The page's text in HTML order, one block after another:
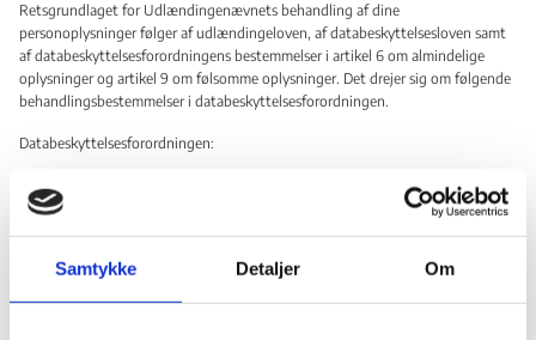
Samtykke Detaljer Om
Retsgrundlaget for Udlændingenævnets behandling af dine
personoplysninger følger af udlændingeloven, af databeskyttelsesloven samt
af databeskyttelsesforordningens bestemmelser i artikel 6 om almindelige
oplysninger og artikel 9 om følsomme oplysninger. Det drejer sig om følgende
behandlingsbestemmelser i databeskyttelsesforordningen.
Databeskyttelsesforordningen:
Artikel 6, stk. 1, litra a (samtykke)
Artikel 6, stk. 1, litra c (retlig forpligtelse)
Artikel 9, stk. 2, litra e (oplysninger offentliggjort af den registrerede)
Artikel 9, stk. 2, litra f (retskrav)